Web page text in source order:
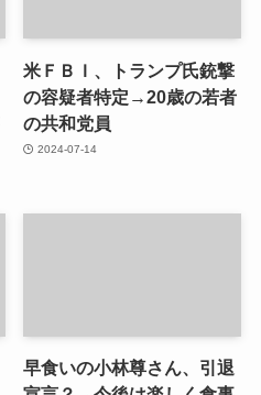
米ＦＢＩ、トランプ氏銃撃
の容疑者特定→20歳の若者
の共和党員
2024-07-14
早食いの小林尊さん、引退